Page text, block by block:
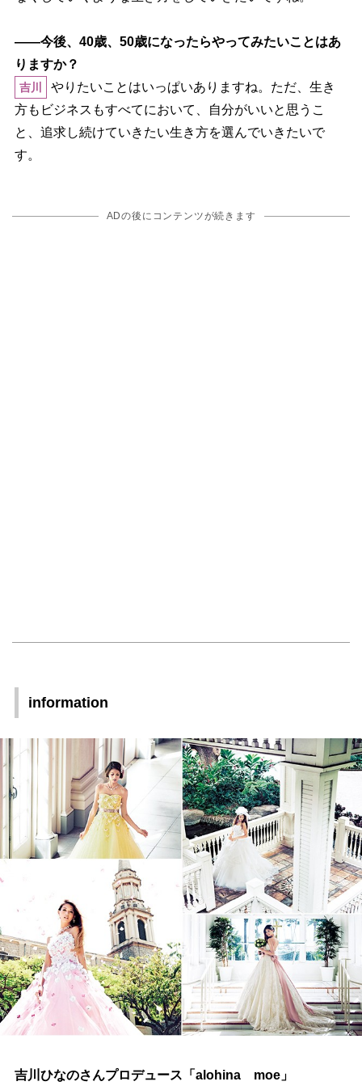
――今後、40歳、50歳になったらやってみたいことはあ
りますか？
吉川
りたいことはいっぱいありますね。ただ、生き
方もビジネスもすべてにおいて、自分がいいと思うこ
と、追求し続けていきたい生き方を選んでいきたいで
す。
ADの後にコンテンツが続きます
information
吉川ひなのさんプロデュース「alohina moe」